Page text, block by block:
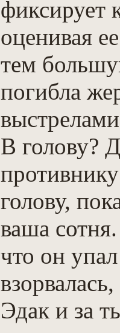
фиксирует
оценивая
тем
погибла
В голову?
голову,
ваша
что он
Эдак и за